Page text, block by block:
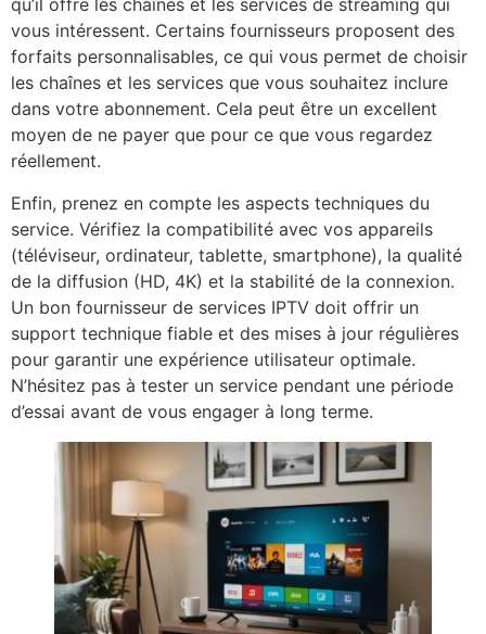
qu’il offre les chaînes et les services de streaming qui
vous intéressent. Certains fournisseurs proposent des
forfaits personnalisables, ce qui vous permet de choisir
les chaînes et les services que vous souhaitez inclure
dans votre abonnement. Cela peut être un excellent
moyen de ne payer que pour ce que vous regardez
réellement.
Enfin, prenez en compte les aspects techniques du
service. Vérifiez la compatibilité avec vos appareils
(téléviseur, ordinateur, tablette, smartphone), la qualité
de la diffusion (HD, 4K) et la stabilité de la connexion.
Un bon fournisseur de services IPTV doit offrir un
support technique fiable et des mises à jour régulières
pour garantir une expérience utilisateur optimale.
N’hésitez pas à tester un service pendant une période
d’essai avant de vous engager à long terme.